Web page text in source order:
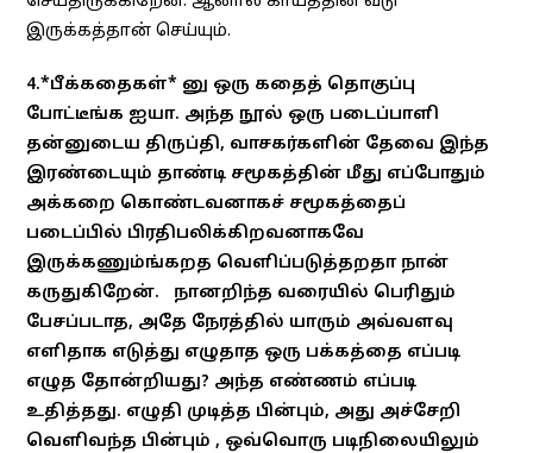
இருக்கத்தான் செய்யும்.
4.*பீக்கதைகள்* னு ஒரு கதைத் தொகுப்பு
போட்டீங்க ஐயா. அந்த நூல் ஒரு படைப்பாளி
தன்னுடைய திருப்தி, வாசகர்களின் தேவை இந்த
இரண்டையும் தாண்டி சமூகத்தின் மீது எப்போதும்
அக்கறை கொண்டவனாகச் சமூகத்தைப்
படைப்பில் பிரதிபலிக்கிறவனாகவே
இருக்கணும்ங்கறத வெளிப்படுத்தறதா நான்
கருதுகிறேன். நானறிந்த வரையில் பெரிதும்
பேசப்படாத, அதே நேரத்தில் யாரும் அவ்வளவு
எளிதாக எடுத்து எழுதாத ஒரு பக்கத்தை எப்படி
எழுத தோன்றியது? அந்த எண்ணம் எப்படி
உதித்தது. எழுதி முடித்த பின்பும், அது அச்சேறி
வெளிவந்த பின்பும் , ஒவ்வொரு படிநிலையிலும்